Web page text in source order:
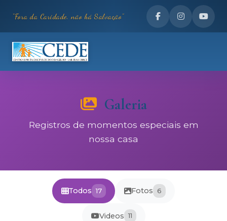
"Fora da Caridade, não há Salvação"
Galeria
Registros de momentos especiais em
nossa casa
Todos 17 Fotos 6
Videos 11